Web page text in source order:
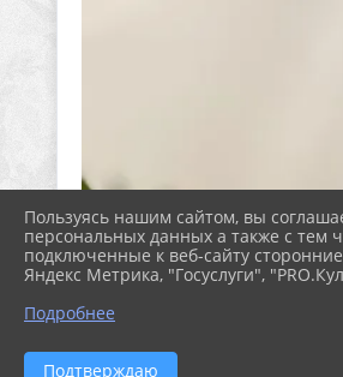
Пользуясь нашим сайтом, вы
персональных данных а также с тем
подключенные к веб-сайту
Яндекс Метрика, "Госуслуги",
Подробнее
Подтверждаю